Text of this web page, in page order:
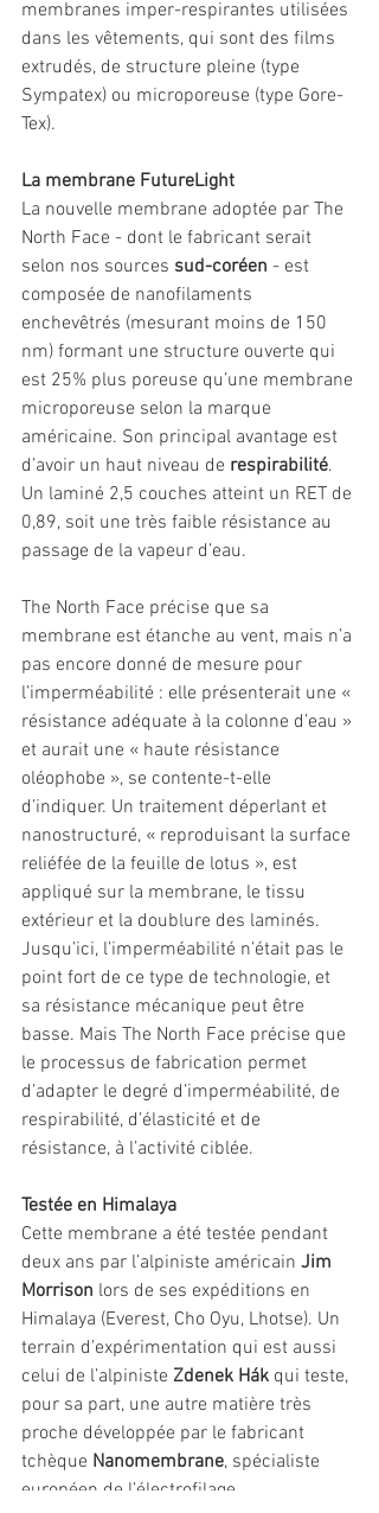
membranes imper-respirantes utilisées
dans les vêtements, qui sont des films
extrudés, de structure pleine (type
Sympatex) ou microporeuse (type Gore-
Tex).
La membrane FutureLight
La nouvelle membrane adoptée par The
North Face - dont le fabricant serait
selon nos sources sud-coréen - est
composée de nanofilaments
enchevêtrés (mesurant moins de 150
nm) formant une structure ouverte qui
est 25% plus poreuse qu’une membrane
microporeuse selon la marque
américaine. Son principal avantage est
d’avoir un haut niveau de respirabilité.
Un laminé 2,5 couches atteint un RET de
0,89, soit une très faible résistance au
passage de la vapeur d’eau.
The North Face précise que sa
membrane est étanche au vent, mais n’a
pas encore donné de mesure pour
l’imperméabilité : elle présenterait une «
résistance adéquate à la colonne d’eau »
et aurait une « haute résistance
oléophobe », se contente-t-elle
d’indiquer. Un traitement déperlant et
nanostructuré, « reproduisant la surface
reliéfée de la feuille de lotus », est
appliqué sur la membrane, le tissu
extérieur et la doublure des laminés.
Jusqu’ici, l’imperméabilité n’était pas le
point fort de ce type de technologie, et
sa résistance mécanique peut être
basse. Mais The North Face précise que
le processus de fabrication permet
d’adapter le degré d’imperméabilité, de
respirabilité, d’élasticité et de
résistance, à l’activité ciblée.
Testée en Himalaya
Cette membrane a été testée pendant
deux ans par l’alpiniste américain Jim
Morrison lors de ses expéditions en
Himalaya (Everest, Cho Oyu, Lhotse). Un
terrain d’expérimentation qui est aussi
celui de l’alpiniste Zdenek Hák qui teste,
pour sa part, une autre matière très
proche développée par le fabricant
tchèque Nanomembrane, spécialiste
européen de l’électrofilage.